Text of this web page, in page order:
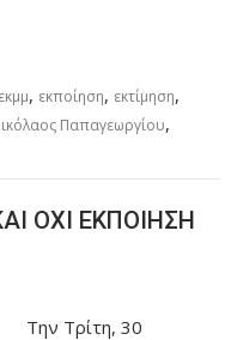
εκμμ, εκποίηση, εκτίμηση,
Παπαγεωργίου,
ΟΧΙ ΕΚΠΟΙΗΣΗ
Την Τρίτη, 30